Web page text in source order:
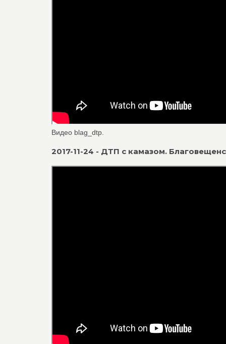
Видео blag_dtp.
2017-11-24 - ДТП с камазом.